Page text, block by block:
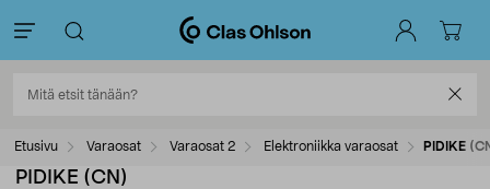
Etusivu Varaosat Varaosat 2 Elektroniikka varaosat PIDIKE
PIDIKE (CN)